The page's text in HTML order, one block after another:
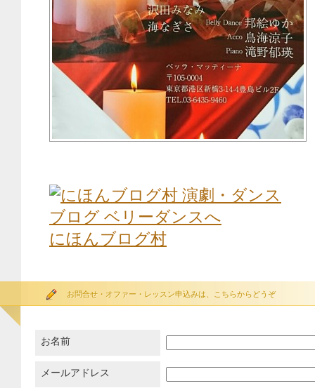
にほんブログ村
お問合せ・オファー・レッスン申込みは、こちらからどうぞ
お名前
メールアドレス